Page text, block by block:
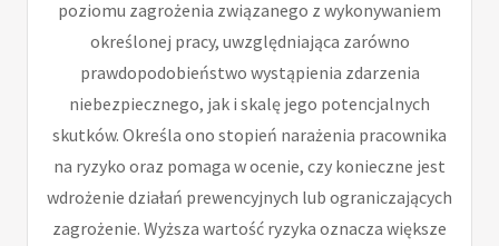
poziomu zagrożenia związanego z wykonywaniem
określonej pracy, uwzględniająca zarówno
prawdopodobieństwo wystąpienia zdarzenia
niebezpiecznego, jak i skalę jego potencjalnych
skutków. Określa ono stopień narażenia pracownika
na ryzyko oraz pomaga w ocenie, czy konieczne jest
wdrożenie działań prewencyjnych lub ograniczających
zagrożenie. Wyższa wartość ryzyka oznacza większe